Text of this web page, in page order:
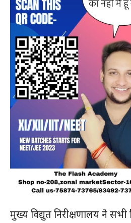
मुख्य विद्युत निरीक्षणालय ने सभी